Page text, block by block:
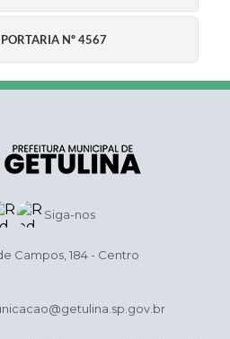
Nº 4567
Siga-nos
Campos, 184 - Centro